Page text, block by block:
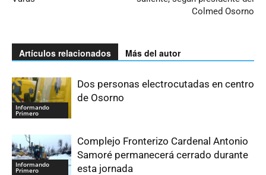
Colmed Osorno
Artículos relacionados Más del autor
Informando
Primero
Dos personas electrocutadas en centro
de Osorno
Informando
Primero
Complejo Fronterizo Cardenal Antonio
Samoré permanecerá cerrado durante
esta jornada